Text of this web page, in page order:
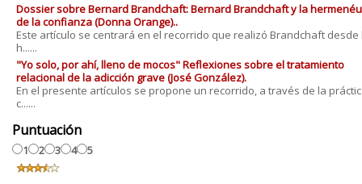
Dossier sobre Bernard Brandchaft: Bernard Brandchaft y la
de la confianza (Donna Orange)..
Este artículo se centrará en el recorrido que realizó Brandchaft desde
h......
"Yo solo, por ahí, lleno de mocos" Reflexiones sobre el tratamiento
relacional de la adicción grave (José González).
En el presente artículos se propone un recorrido, a través de la
c......
Puntuación
1 2 3 4 5